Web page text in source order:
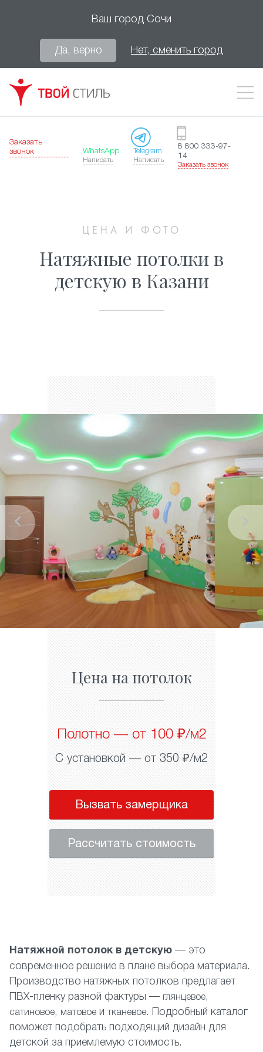
Ваш город Сочи
Да, верно Нет, сменить город
Заказать
звонок
WhatsApp
Написать
Telegram
Написать
8 800 333-97-
14
Заказать звонок
ЦЕНА И ФОТО
Натяжные потолки в
детскую в Казани
Цена на потолок
Полотно — от 100 ₽/м2
С установкой — от 350 ₽/м2
Вызвать замерщика
Рассчитать стоимость
Натяжной потолок в детскую — это
современное решение в плане выбора материала.
Производство натяжных потолков предлагает
ПВХ-пленку разной фактуры — глянцевое,
сатиновое, матовое итканевое. Подробный каталог
поможет подобрать подходящий дизайн для
детской за приемлемую стоимость.